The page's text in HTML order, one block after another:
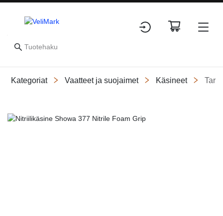
Kategoriat Vaatteet ja suojaimet Käsineet
Slide 1 of 1